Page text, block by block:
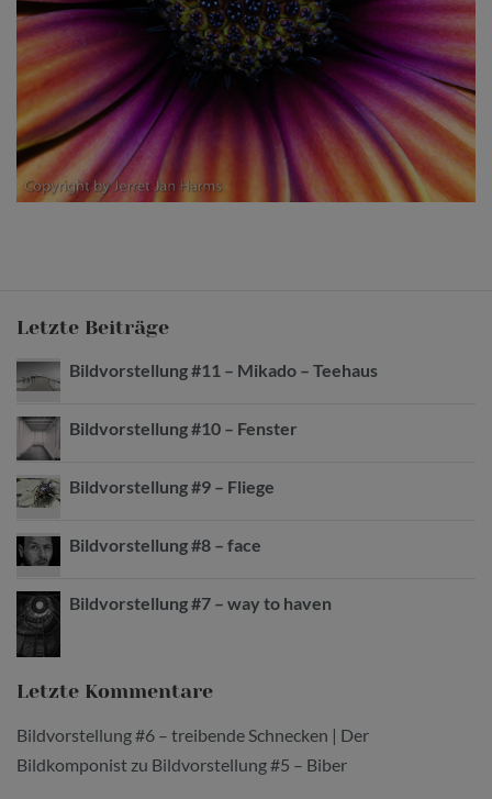
Letzte Beiträge
Bildvorstellung #11 – Mikado – Teehaus
Bildvorstellung #10 – Fenster
Bildvorstellung #9 – Fliege
Bildvorstellung #8 – face
Bildvorstellung #7 – way to haven
Letzte Kommentare
Bildvorstellung #6 – treibende Schnecken | Der
Bildkomponist zu Bildvorstellung #5 – Biber